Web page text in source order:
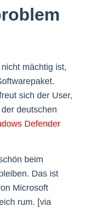
mächtig ist,
sich der User,
deutschen
Defender
beim
Das ist
Microsoft
rum. [via